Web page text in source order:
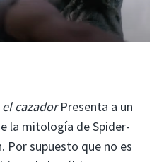
cazadorPresenta a un
la mitología de Spider-
Por supuesto que no es